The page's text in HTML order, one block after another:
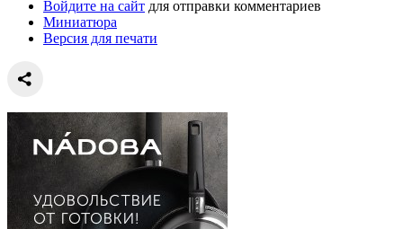
Войдите на сайт для отправки комментариев
Миниатюра
Версия для печати